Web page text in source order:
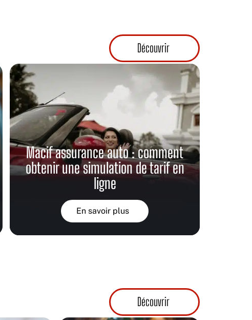
Découvrir
Macif assurance auto : comment
obtenir une simulation de tarif en
ligne
En savoir plus
Découvrir